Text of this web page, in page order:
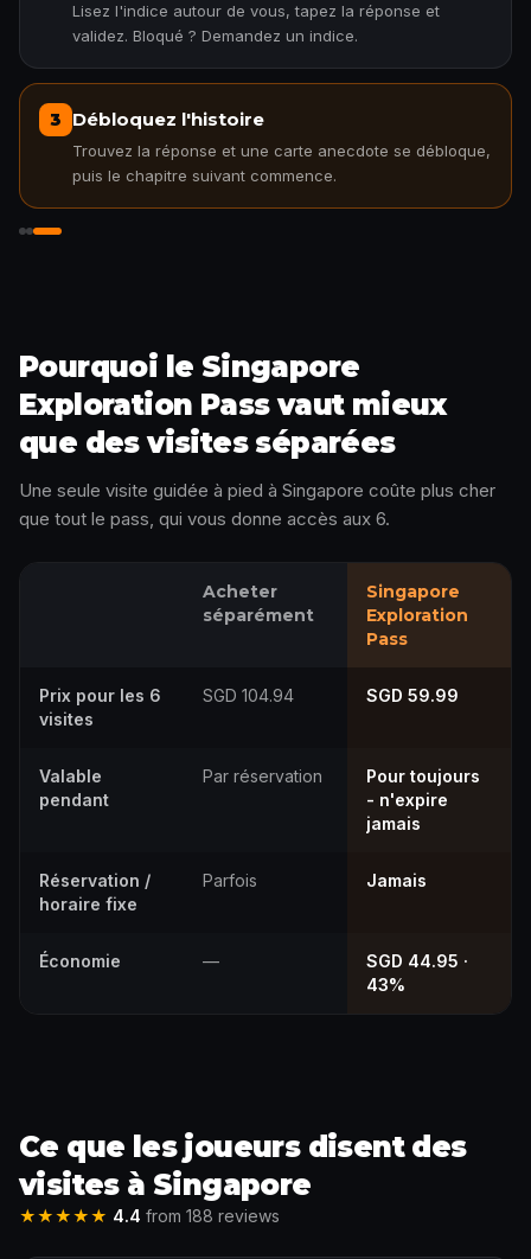
Lisez l'indice autour de vous, tapez la réponse et
validez. Bloqué ? Demandez un indice.
3 Débloquez l'histoire
Trouvez la réponse et une carte anecdote se débloque,
puis le chapitre suivant commence.
Pourquoi le Singapore
Exploration Pass vaut mieux
que des visites séparées
Une seule visite guidée à pied à Singapore coûte plus cher
que tout le pass, qui vous donne accès aux 6.
Acheter
séparément
Singapore
Exploration
Pass
Prix pour les 6
visites
SGD 104.94 SGD 59.99
Valable
pendant
Par réservation
Pour toujours
- n'expire
jamais
Réservation /
horaire fixe
Parfois Jamais
Économie —
SGD 44.95 ·
43%
Ce que les joueurs disent des
visites à Singapore
★★★★★ 4.4 from 188 reviews